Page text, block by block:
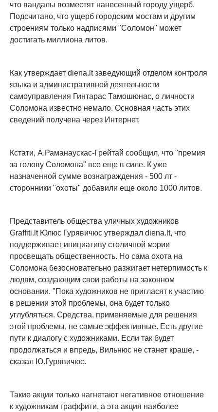
что вандалы возместят нанесенный городу ущерб.
Подсчитано, что ущерб городским мостам и другим
строениям только надписями "Соломон" может
достигать миллиона литов.
Как утверждает diena.lt заведующий отделом контроля
языка и административной деятельности
самоуправления Гинтарас Тамошюнас, о личности
Соломона известно немало. Основная часть этих
сведений получена через Интернет.
Кстати, А.Раманаускас-Грейтай сообщил, что "премия
за голову Соломона" все еще в силе. К уже
назначенной сумме вознаграждения - 500 лт -
сторонники "охоты" добавили еще около 1000 литов.
Представитель общества уличных художников
Graffiti.lt Юлюс Гурявичюс утверждал diena.lt, что
поддерживает инициативу столичной мэрии
просвещать общественность. Но сама охота на
Соломона безосновательно разжигает нетерпимость к
людям, создающим свои работы на законном
основании. "Пока художников не пригласят к участию
в решении этой проблемы, она будет только
углубляться. Средства, применяемые для решения
этой проблемы, не самые эффективные. Есть другие
пути к диалогу с художниками. Если так будет
продолжаться и впредь, Вильнюс не станет краше, -
сказал Ю.Гурявичюс.
Такие акции только нагнетают негативное отношение
к художникам граффити, а эта акция наиболее